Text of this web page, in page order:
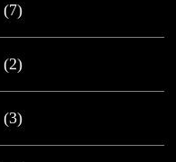
(7)
(2)
(3)